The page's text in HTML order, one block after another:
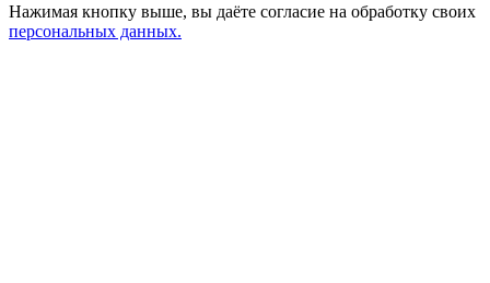
Нажимая кнопку выше, вы даёте согласие на обработку своих
персональных данных.